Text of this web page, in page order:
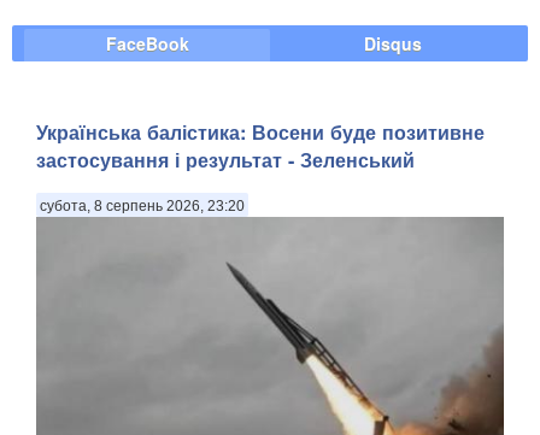
FaceBook Disqus
Українська балістика: Восени буде позитивне
застосування і результат - Зеленський
субота, 8 серпень 2026, 23:20